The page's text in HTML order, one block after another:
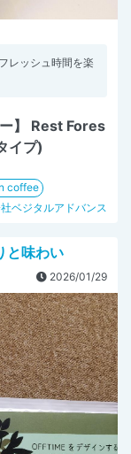
レッシュ時間を楽
】 Rest Fores
イプ)
coffee
ベジタルアドバンス
と味わい
2026/01/29